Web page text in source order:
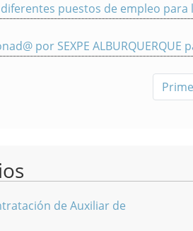
puestos de empleo para
por SEXPE
de Auxiliar de